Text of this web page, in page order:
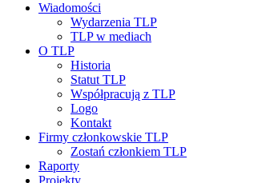
Wiadomości
Wydarzenia TLP
TLP w mediach
O TLP
Historia
Statut TLP
Współpracują z TLP
Logo
Kontakt
Firmy członkowskie TLP
Zostań członkiem TLP
Raporty
Projekty